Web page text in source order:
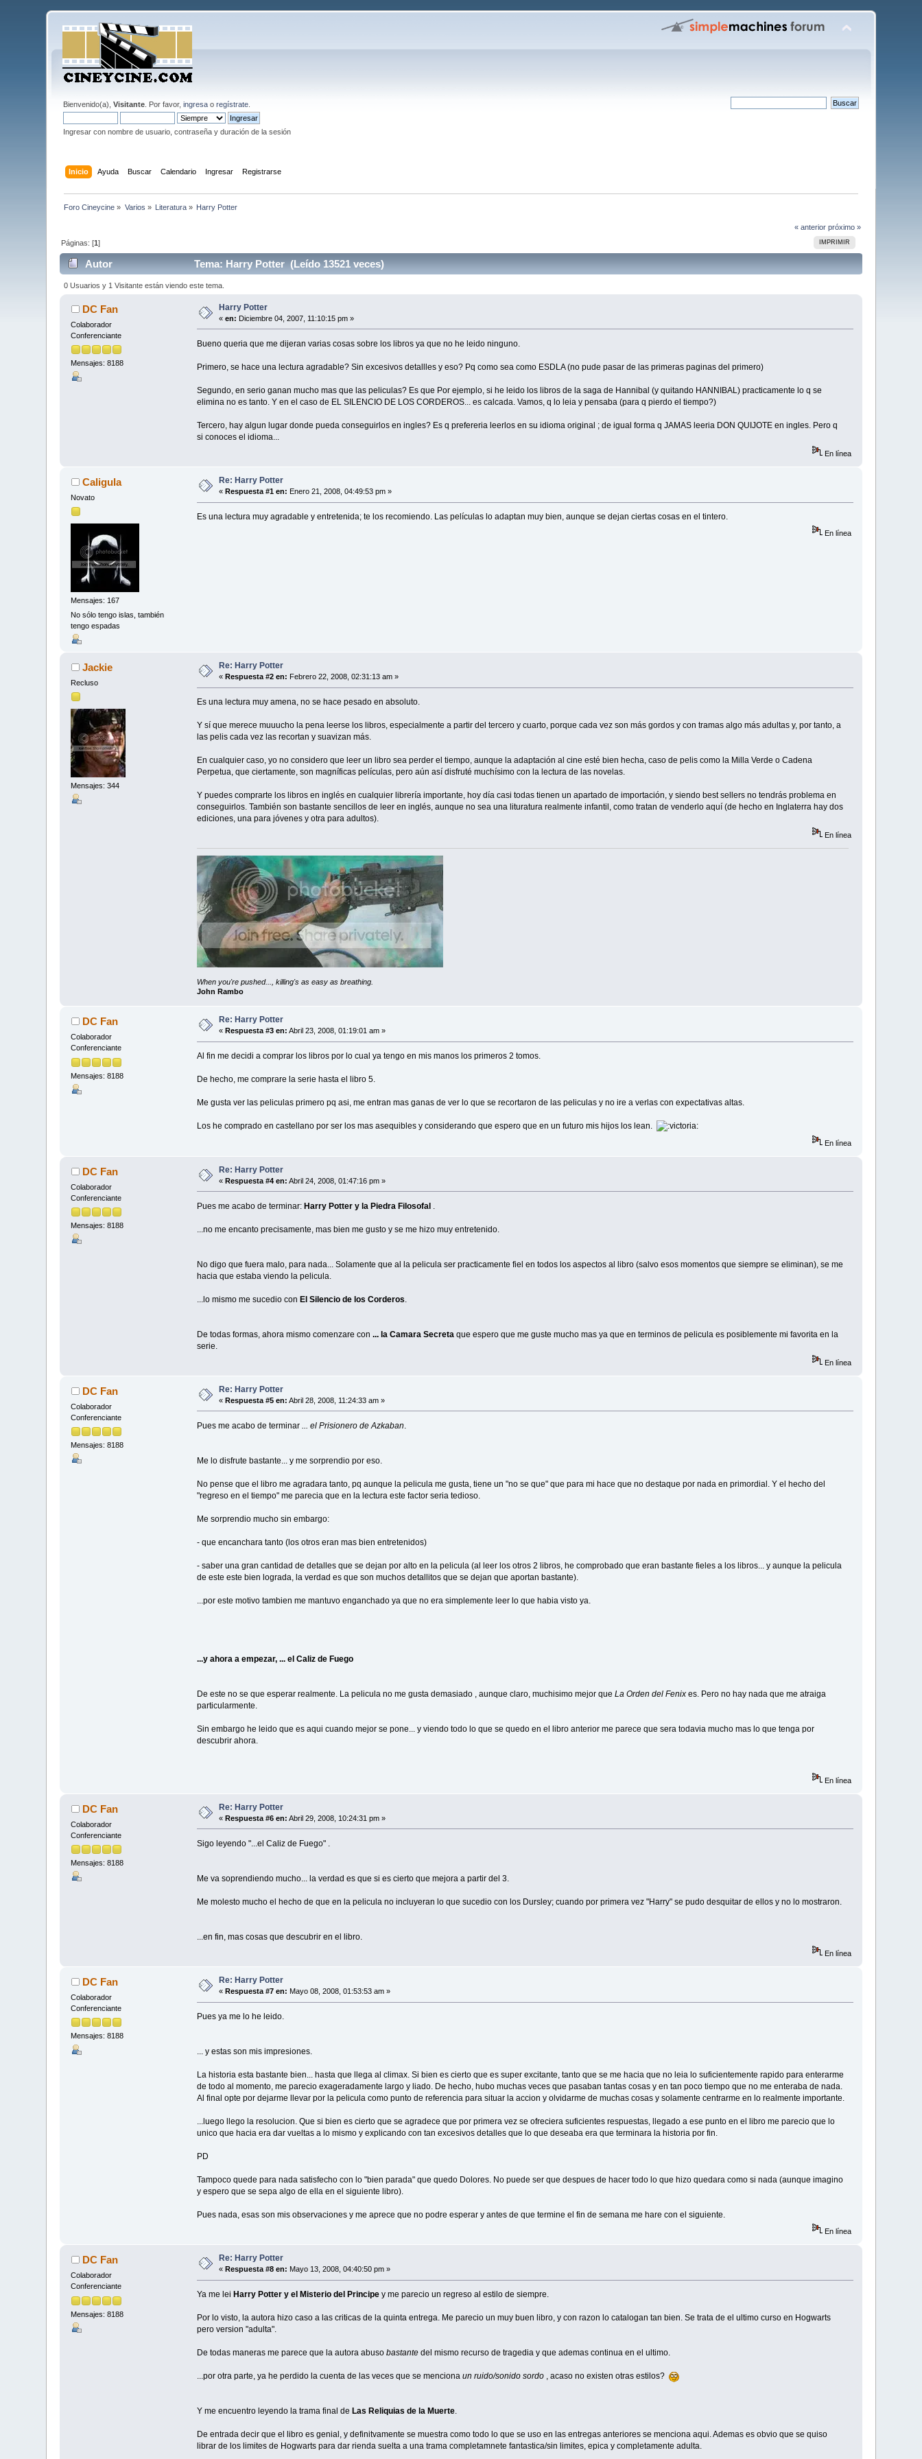
Bienvenido(a),Visitante . Por favor,ingresa oregístrate
Ingresar con nombre de usuario, contraseña y duración de la sesión
Inicio Ayuda Buscar Calendario Ingresar Registrarse
Foro Cineycine » Varios » Literatura » Harry Potter
« anterior próximo »
IMPRIMIR
Páginas: [1]
Autor Tema: Harry Potter (Leído 13521 veces)
0 Usuarios y 1 Visitante están viendo este tema.
DC Fan
Colaborador
Conferenciante
Mensajes: 8188
Harry Potter
«en: Diciembre 04, 2007, 11:10:15 pm »
Bueno queria que me dijeran varias cosas sobre los libros ya que no he leido ninguno.
Primero, se hace una lectura agradable? Sin excesivos detallles y eso? Pq como sea como ESDLA (no pude pasar de las primeras paginas del primero)
Segundo, en serio ganan mucho mas que las peliculas? Es que Por ejemplo, si he leido los libros de la saga de Hannibal (y quitando HANNIBAL) practicamente lo q se
elimina no es tanto. Y en el caso de EL SILENCIO DE LOS CORDEROS... es calcada. Vamos, q lo leia y pensaba (para q pierdo el tiempo?)
Tercero, hay algun lugar donde pueda conseguirlos en ingles? Es q prefereria leerlos en su idioma original ; de igual forma q JAMAS leeria DON QUIJOTE en ingles. Pero q
si conoces el idioma...
En línea
Caligula
Novato
Mensajes: 167
No sólo tengo islas, también
tengo espadas
Re: Harry Potter
«Respuesta #1 en: Enero 21, 2008, 04:49:53 pm »
Es una lectura muy agradable y entretenida; te los recomiendo. Las películas lo adaptan muy bien, aunque se dejan ciertas cosas en el tintero.
En línea
Jackie
Recluso
Mensajes: 344
Re: Harry Potter
«Respuesta #2 en: Febrero 22, 2008, 02:31:13 am »
Es una lectura muy amena, no se hace pesado en absoluto.
Y sí que merece muuucho la pena leerse los libros, especialmente a partir del tercero y cuarto, porque cada vez son más gordos y con tramas algo más adultas y, por tanto, a
las pelis cada vez las recortan y suavizan más.
En cualquier caso, yo no considero que leer un libro sea perder el tiempo, aunque la adaptación al cine esté bien hecha, caso de pelis como la Milla Verde o Cadena
Perpetua, que ciertamente, son magníficas películas, pero aún así disfruté muchísimo con la lectura de las novelas.
Y puedes comprarte los libros en inglés en cualquier librería importante, hoy día casi todas tienen un apartado de importación, y siendo best sellers no tendrás problema en
conseguirlos. También son bastante sencillos de leer en inglés, aunque no sea una lituratura realmente infantil, como tratan de venderlo aquí (de hecho en Inglaterra hay dos
ediciones, una para jóvenes y otra para adultos).
En línea
When you're pushed..., killing's as easy as breathing.
John Rambo
DC Fan
Colaborador
Conferenciante
Mensajes: 8188
Re: Harry Potter
« Respuesta #3 en: Abril 23, 2008, 01:19:01 am »
Al fin me decidi a comprar los libros por lo cual ya tengo en mis manos los primeros 2 tomos.
De hecho, me comprare la serie hasta el libro 5.
Me gusta ver las peliculas primero pq asi, me entran mas ganas de ver lo que se recortaron de las peliculas y no ire a verlas con expectativas altas.
Los he comprado en castellano por ser los mas asequibles y considerando que espero que en un futuro mis hijos los lean.
En línea
DC Fan
Colaborador
Conferenciante
Mensajes: 8188
Re: Harry Potter
«Respuesta #4 en: Abril 24, 2008, 01:47:16 pm »
Pues me acabo de terminar: Harry Potter y la Piedra Filosofal.
...no me encanto precisamente, mas bien me gusto y se me hizo muy entretenido.
No digo que fuera malo, para nada... Solamente que al la pelicula ser practicamente fiel en todos los aspectos al libro (salvo esos momentos que siempre se eliminan), se me
hacia que estaba viendo la pelicula.
...lo mismo me sucedio con El Silencio de los Corderos
De todas formas, ahora mismo comenzare con ... la Camara Secreta que espero que me guste mucho mas ya que en terminos de pelicula es posiblemente mi favorita en la
serie.
En línea
DC Fan
Colaborador
Conferenciante
Mensajes: 8188
Re: Harry Potter
«Respuesta #5 en: Abril 28, 2008, 11:24:33 am »
Pues me acabo de terminar ... el Prisionero de Azkaban
Me lo disfrute bastante... y me sorprendio por eso.
No pense que el libro me agradara tanto, pq aunque la pelicula me gusta, tiene un "no se que" que para mi hace que no destaque por nada en primordial. Y el hecho del
"regreso en el tiempo" me parecia que en la lectura este factor seria tedioso.
Me sorprendio mucho sin embargo:
- que encanchara tanto (los otros eran mas bien entretenidos)
- saber una gran cantidad de detalles que se dejan por alto en la pelicula (al leer los otros 2 libros, he comprobado que eran bastante fieles a los libros... y aunque la pelicula
de este este bien lograda, la verdad es que son muchos detallitos que se dejan que aportan bastante).
...por este motivo tambien me mantuvo enganchado ya que no era simplemente leer lo que habia visto ya.
...y ahora a empezar, ... el Caliz de Fuego
De este no se que esperar realmente. La pelicula no me gusta demasiado , aunque claro, muchisimo mejor que La Orden del Fenixes. Pero no hay nada que me atraiga
particularmente.
Sin embargo he leido que es aqui cuando mejor se pone... y viendo todo lo que se quedo en el libro anterior me parece que sera todavia mucho mas lo que tenga por
descubrir ahora.
En línea
DC Fan
Colaborador
Conferenciante
Mensajes: 8188
Re: Harry Potter
«Respuesta #6 en: Abril 29, 2008, 10:24:31 pm »
Sigo leyendo "...el Caliz de Fuego" .
Me va soprendiendo mucho... la verdad es que si es cierto que mejora a partir del 3.
Me molesto mucho el hecho de que en la pelicula no incluyeran lo que sucedio con los Dursley; cuando por primera vez "Harry" se pudo desquitar de ellos y no lo mostraron.
...en fin, mas cosas que descubrir en el libro.
En línea
DC Fan
Colaborador
Conferenciante
Mensajes: 8188
Re: Harry Potter
«Respuesta #7 en: Mayo 08, 2008, 01:53:53 am »
Pues ya me lo he leido.
... y estas son mis impresiones.
La historia esta bastante bien... hasta que llega al climax. Si bien es cierto que es super excitante, tanto que se me hacia que no leia lo suficientemente rapido para enterarme
de todo al momento, me parecio exageradamente largo y liado. De hecho, hubo muchas veces que pasaban tantas cosas y en tan poco tiempo que no me enteraba de nada.
Al final opte por dejarme llevar por la pelicula como punto de referencia para situar la accion y olvidarme de muchas cosas y solamente centrarme en lo realmente importante.
...luego llego la resolucion. Que si bien es cierto que se agradece que por primera vez se ofreciera suficientes respuestas, llegado a ese punto en el libro me parecio que lo
unico que hacia era dar vueltas a lo mismo y explicando con tan excesivos detalles que lo que deseaba era que terminara la historia por fin.
PD
Tampoco quede para nada satisfecho con lo "bien parada" que quedo Dolores. No puede ser que despues de hacer todo lo que hizo quedara como si nada (aunque imagino
y espero que se sepa algo de ella en el siguiente libro).
Pues nada, esas son mis observaciones y me aprece que no podre esperar y antes de que termine el fin de semana me hare con el siguiente.
En línea
DC Fan
Colaborador
Conferenciante
Mensajes: 8188
Re: Harry Potter
« Respuesta #8 en: Mayo 13, 2008, 04:40:50 pm »
Ya me lei Harry Potter y el Misterio del Principey me parecio un regreso al estilo de siempre.
Por lo visto, la autora hizo caso a las criticas de la quinta entrega. Me parecio un muy buen libro, y con razon lo catalogan tan bien. Se trata de el ultimo curso en Hogwarts
pero version "adulta".
De todas maneras me parece que la autora abuso bastantedel mismo recurso de tragedia y que ademas continua en el ultimo.
...por otra parte, ya he perdido la cuenta de las veces que se menciona un ruido/sonido sordo, acaso no existen otras estilos?
Y me encuentro leyendo la trama final de Las Reliquias de la Muerte.
De entrada decir que el libro es genial, y definitvamente se muestra como todo lo que se uso en las entregas anteriores se menciona aqui. Ademas es obvio que se quiso
librar de los limites de Hogwarts para dar rienda suelta a una trama completamnete fantastica/sin limites, epica y completamente adulta.